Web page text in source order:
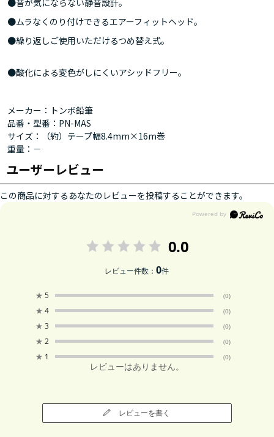
●ムラなくのり付けできるエアーフィットヘッド。
●繰り返しご使用いただけるつめ替え式。
●酸化による変色がしにくいアシッドフリー。
メーカー：トンボ鉛筆
品番・型番：PN-MAS
サイズ：（約）テープ幅8.4mm×16m巻
重量：－
ユーザーレビュー
この商品に対するあなたのレビューを投稿することができます。
0.0
レビュー件数：0件
★ 5 (0)
★ 4 (0)
★ 3 (0)
★ 2 (0)
★ 1 (0)
レビューはありません。
レビューを書く